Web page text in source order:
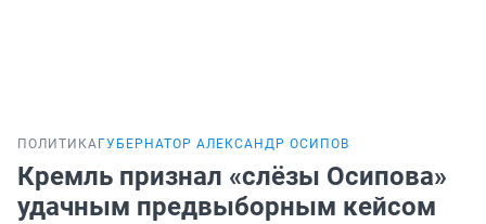
ПОЛИТИКА ГУБЕРНАТОР АЛЕКСАНДР ОСИПОВ
Кремль признал «слёзы Осипова»
удачным предвыборным кейсом